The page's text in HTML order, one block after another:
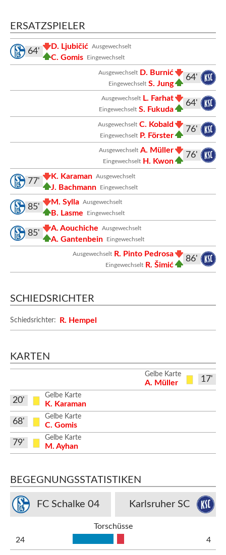
ERSATZSPIELER
Ausgewechselt
D. Ljubičić
Eingewechselt
C. Gomis
64'
64'
Ausgewechselt D. Burnić
Eingewechselt S. Jung
64'
Ausgewechselt L. Farhat
Eingewechselt S. Fukuda
76'
Ausgewechselt C. Kobald
Eingewechselt P. Förster
76'
Ausgewechselt A. Müller
Eingewechselt H. Kwon
Ausgewechselt
K. Karaman
Eingewechselt
J. Bachmann
77'
Ausgewechselt
M. Sylla
Eingewechselt
B. Lasme
85'
Ausgewechselt
A. Aouchiche
Eingewechselt
A. Gantenbein
85'
86'
Ausgewechselt R. Pinto Pedrosa
Eingewechselt R. Šimić
SCHIEDSRICHTER
Schiedsrichter: R. Hempel
KARTEN
17'
Gelbe Karte
A. Müller
Gelbe Karte
K. Karaman
20'
Gelbe Karte
C. Gomis
68'
Gelbe Karte
M. Ayhan
79'
BEGEGNUNGSSTATISTIKEN
FC Schalke 04 Karlsruher SC
Torschüsse
24
4